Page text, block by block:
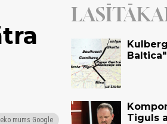
mums Google
Baltica"
Tiguls